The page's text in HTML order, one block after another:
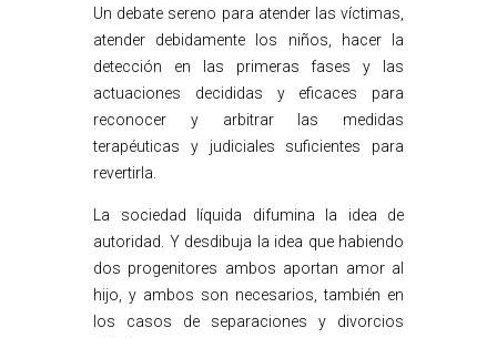
Un debate sereno para atender las víctimas,
atender debidamente los niños, hacer la
detección en las primeras fases y las
actuaciones decididas y eficaces para
reconocer y arbitrar las medidas
terapéuticas y judiciales suficientes para
revertirla.
La sociedad líquida difumina la idea de
autoridad. Y desdibuja la idea que habiendo
dos progenitores ambos aportan amor al
hijo, y ambos son necesarios, también en
los casos de separaciones y divorcios